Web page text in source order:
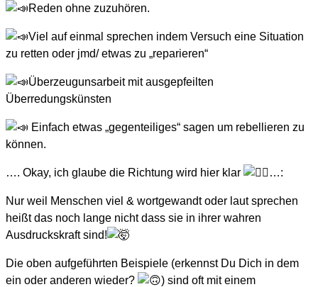
Reden ohne zuzuhören.
Viel auf einmal sprechen indem Versuch eine Situation
zu retten oder jmd/ etwas zu „reparieren“
Überzeugunsarbeit mit ausgepfeilten
Überredungskünsten
Einfach etwas „gegenteiliges“ sagen um rebellieren zu
können.
…. Okay, ich glaube die Richtung wird hier klar …:
Nur weil Menschen viel & wortgewandt oder laut sprechen
heißt das noch lange nicht dass sie in ihrer wahren
Ausdruckskraft sind!
Die oben aufgeführten Beispiele (erkennst Du Dich in dem
ein oder anderen wieder?
) sind oft mit einem